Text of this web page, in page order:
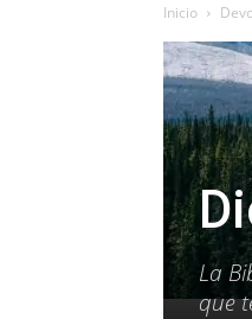
Inicio
La
que